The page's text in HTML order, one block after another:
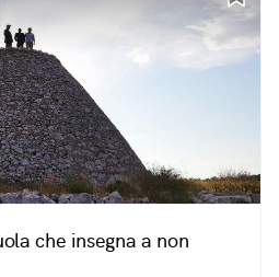
che insegna a non